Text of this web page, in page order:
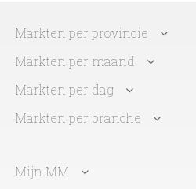
Markten per provincie
Markten per maand
Markten per dag
Markten per branche
Mijn MM